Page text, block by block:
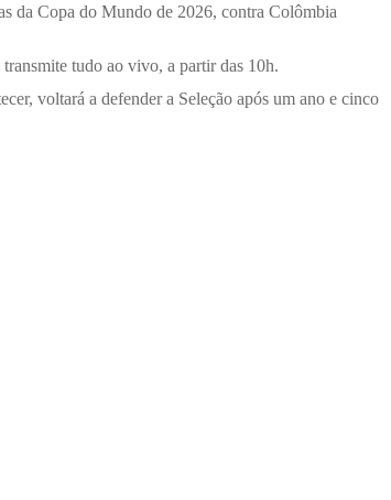
da Copa do Mundo de 2026, contra Colômbia
transmite tudo ao vivo, a partir das 10h.
voltará a defender a Seleção após um ano e cinco